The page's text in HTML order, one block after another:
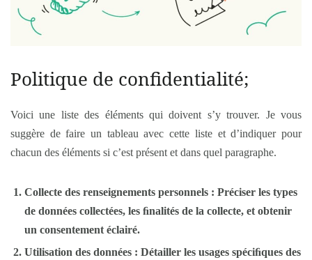
Politique de confidentialité;
Voici une liste des éléments qui doivent s’y trouver. Je vous
suggère de faire un tableau avec cette liste et d’indiquer pour
chacun des éléments si c’est présent et dans quel paragraphe.
Collecte des renseignements personnels : Préciser les types
de données collectées, les ﬁnalités de la collecte, et obtenir
un consentement éclairé.
Utilisation des données : Détailler les usages spéciﬁques des